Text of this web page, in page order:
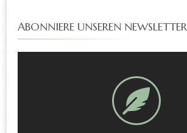
ABONNIERE UNSEREN NEWSLETTER